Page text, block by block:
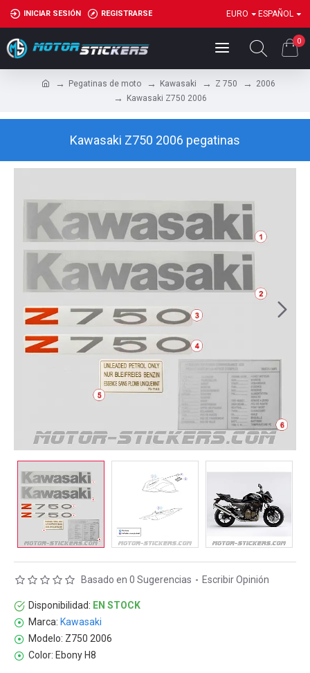
INICIAR SESIÓN REGISTRARSE EURO ESPAÑOL
0
Pegatinas de moto Kawasaki Z 750
2006
Kawasaki Z750 2006
Kawasaki Z750 2006 pegatinas
Disponibilidad: EN STOCK
Marca: Kawasaki
Modelo: Z750 2006
Color: Ebony H8
Basado en 0 Sugerencias - Escribir Opinión